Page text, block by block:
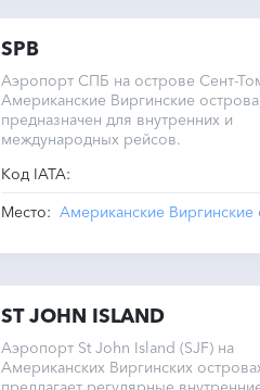
SPB
Аэропорт СПБ на острове Сент-
Американские Виргинские
предназначен для внутренних и
международных рейсов.
Код IATA:
Место:
ST JOHN ISLAND
Аэропорт St John Island (SJF) на
Американских Виргинских